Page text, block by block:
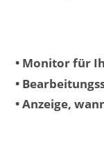
• Monitor für
•
• Anzeige,